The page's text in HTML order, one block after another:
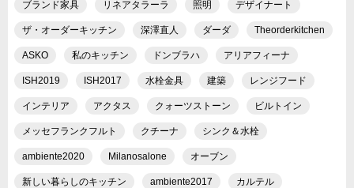
ブランド家具 リネアタラーラ 照明 デザイナート
ザ・オーダーキッチン 深澤直人 ダーダ Theorderkitchen
ASKO 私のキッチン ドンブラハ アリアフィーナ
ISH2019 ISH2017 水栓金具 建築 レンジフード
インテリア アクタス クォーツストーン ビルトイン
メッセフランクフルト クチーナ シンク＆水栓
ambiente2020 Milanosalone オーブン
新しい暮らしのキッチン ambiente2017 カルテル